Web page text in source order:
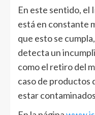
En este sentido, el
está en constante
que esto se
detecta un
como el retiro del
caso de productos
estar